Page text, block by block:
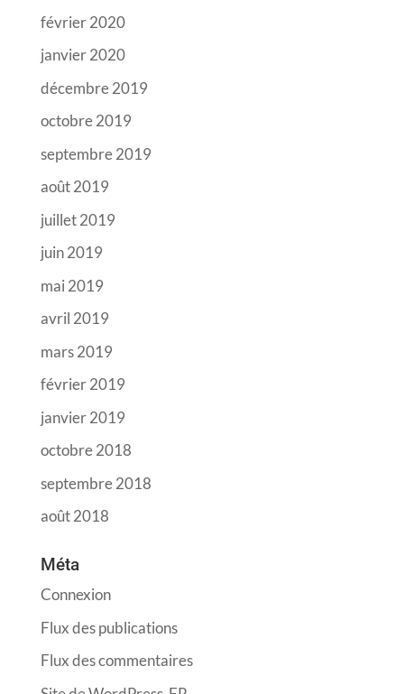
février 2020
janvier 2020
décembre 2019
octobre 2019
septembre 2019
août 2019
juillet 2019
juin 2019
mai 2019
avril 2019
mars 2019
février 2019
janvier 2019
octobre 2018
septembre 2018
août 2018
Méta
Connexion
Flux des publications
Flux des commentaires